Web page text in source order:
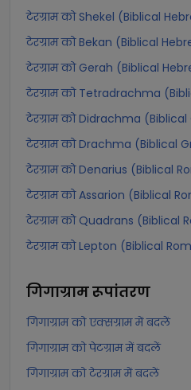
टेरग्राम को Shekel (Biblical
टेरग्राम को Bekan (Biblical
टेरग्राम को Gerah (Biblical
टेरग्राम को Tetradrachma
टेरग्राम को Didrachma
टेरग्राम को Drachma (Biblical
टेरग्राम को Denarius (Biblical
टेरग्राम को Assarion (Biblical
टेरग्राम को Quadrans (Biblical
टेरग्राम को Lepton (Biblical
गिगाग्रामरूपांतरण
गिगाग्राम को एक्सग्राम में बदलें
गिगाग्राम को पेटग्राम में बदलें
गिगाग्राम को टेरग्राम में बदलें